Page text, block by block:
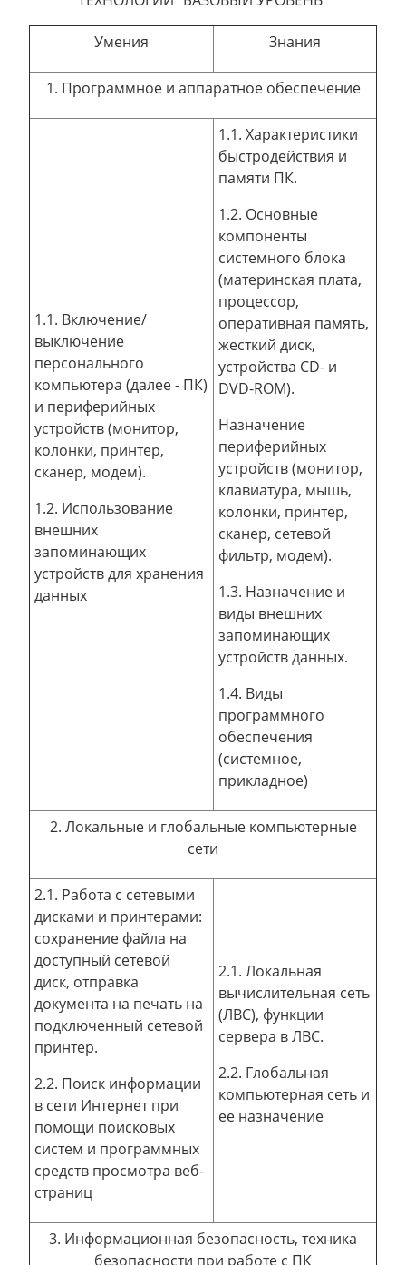
Умения Знания
1. Программное и аппаратное обеспечение
1.1. Включение/
выключение
персонального
компьютера (далее - ПК)
и периферийных
устройств (монитор,
колонки, принтер,
сканер, модем).
1.2. Использование
внешних
запоминающих
устройств для хранения
данных
1.1. Характеристики
быстродействия и
памяти ПК.
1.2. Основные
компоненты
системного блока
(материнская плата,
процессор,
оперативная память,
жесткий диск,
устройства CD- и
DVD-ROM).
Назначение
периферийных
устройств (монитор,
клавиатура, мышь,
колонки, принтер,
сканер, сетевой
фильтр, модем).
1.3. Назначение и
виды внешних
запоминающих
устройств данных.
1.4. Виды
программного
обеспечения
(системное,
прикладное)
2. Локальные и глобальные компьютерные
сети
2.1. Работа с сетевыми
дисками и принтерами:
сохранение файла на
доступный сетевой
диск, отправка
документа на печать на
подключенный сетевой
принтер.
2.2. Поиск информации
в сети Интернет при
помощи поисковых
систем и программных
средств просмотра веб-
страниц
2.1. Локальная
вычислительная сеть
(ЛВС), функции
сервера в ЛВС.
2.2. Глобальная
компьютерная сеть и
ее назначение
3. Информационная безопасность, техника
безопасности при работе с ПК